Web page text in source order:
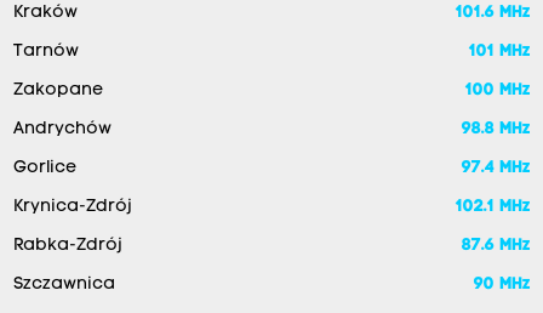
Kraków 101.6 MHz
Tarnów 101 MHz
Zakopane 100 MHz
Andrychów 98.8 MHz
Gorlice 97.4 MHz
Krynica-Zdrój 102.1 MHz
Rabka-Zdrój 87.6 MHz
Szczawnica 90 MHz